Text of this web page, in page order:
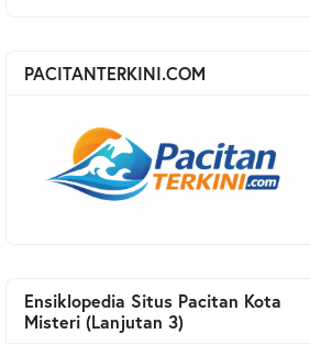
PACITANTERKINI.COM
Ensiklopedia Situs Pacitan Kota
Misteri (Lanjutan 3)